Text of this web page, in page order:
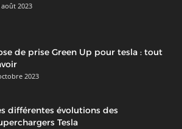
août 2023
de prise Green Up pour tesla : tout
2023
différentes évolutions des
Tesla